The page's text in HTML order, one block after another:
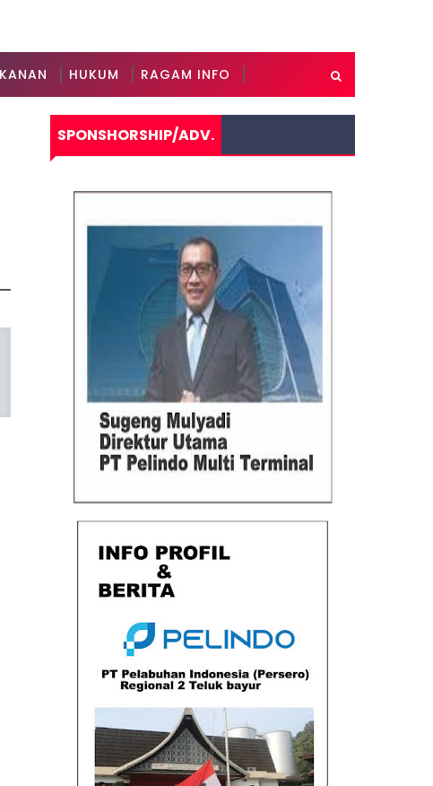
HUKUM RAGAM INFO
SPONSHORSHIP/ADV.